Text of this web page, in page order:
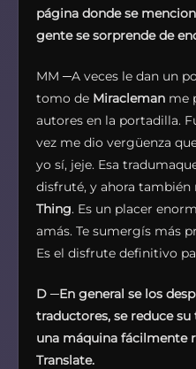
página donde se
gente se sorprende de
MM ─A veces le dan un
tomo de Miracleman me
autores en la portadilla.
vez me dio vergüenza
yo sí, jeje. Esa
disfruté, y ahora también
Thing. Es un placer
amás. Te sumergís más
Es el disfrute definitivo
D ─En general se los
traductores, se reduce
una máquina fácilmente
Translate.